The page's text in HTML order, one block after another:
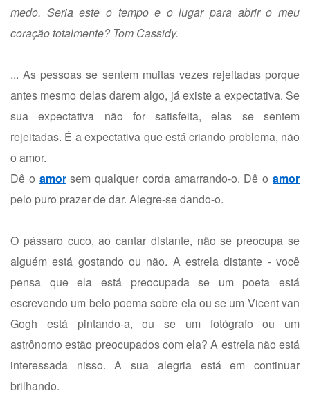
medo. Seria este o tempo e o lugar para abrir o meu
coração totalmente? Tom Cassidy.
... As pessoas se sentem muitas vezes rejeitadas porque
antes mesmo delas darem algo, já existe a expectativa. Se
sua expectativa não for satisfeita, elas se sentem
rejeitadas. É a expectativa que está criando problema, não
o amor.
Dê o amorsem qualquer corda amarrando-o. Dê oamor
pelo puro prazer de dar. Alegre-se dando-o.
O pássaro cuco, ao cantar distante, não se preocupa se
alguém está gostando ou não. A estrela distante - você
pensa que ela está preocupada se um poeta está
escrevendo um belo poema sobre ela ou se um Vicent van
Gogh está pintando-a, ou se um fotógrafo ou um
astrônomo estão preocupados com ela? A estrela não está
interessada nisso. A sua alegria está em continuar
brilhando.